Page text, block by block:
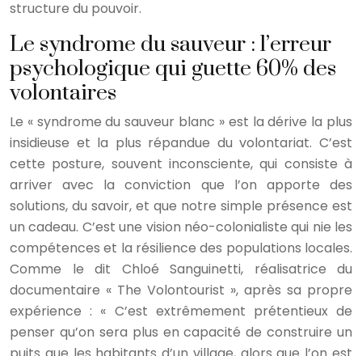
structure du pouvoir.
Le syndrome du sauveur : l’erreur
psychologique qui guette 60% des
volontaires
Le « syndrome du sauveur blanc » est la dérive la plus
insidieuse et la plus répandue du volontariat. C’est
cette posture, souvent inconsciente, qui consiste à
arriver avec la conviction que l’on apporte des
solutions, du savoir, et que notre simple présence est
un cadeau. C’est une vision néo-colonialiste qui nie les
compétences et la résilience des populations locales.
Comme le dit Chloé Sanguinetti, réalisatrice du
documentaire « The Volontourist », après sa propre
expérience : « C’est extrêmement prétentieux de
penser qu’on sera plus en capacité de construire un